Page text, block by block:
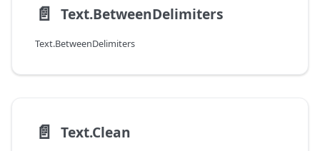
📄️ Text.BetweenDelimiters
Text.BetweenDelimiters
📄️ Text.Clean